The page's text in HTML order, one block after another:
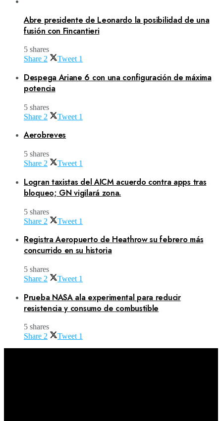
Abre presidente de Leonardo la posibilidad de una
fusión con Fincantieri
5 shares
Share 2 Tweet 1
Despega Ariane 6 con una configuración de máxima
potencia
5 shares
Share 2 Tweet 1
Aerobreves
5 shares
Share 2 Tweet 1
Logran taxistas del AICM acuerdo contra apps tras
bloqueo; GN vigilará zona.
5 shares
Share 2 Tweet 1
Registra Aeropuerto de Heathrow su febrero más
concurrido en su historia
5 shares
Share 2 Tweet 1
Prueba NASA ala experimental para reducir
resistencia y consumo de combustible
5 shares
Share 2 Tweet 1